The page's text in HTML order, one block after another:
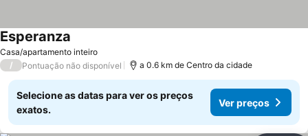
Casa/apartamento inteiro
Esperanza
/ Pontuação não disponível a 0.6 km de Centro da cidade
Selecione as datas para ver os preços
exatos.
Ver preços